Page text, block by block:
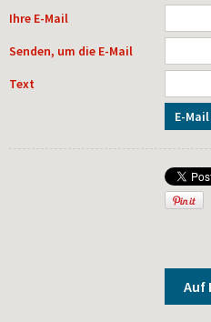
Ihre E-Mail
Senden, um die E-Mail
Text
E-
Auf